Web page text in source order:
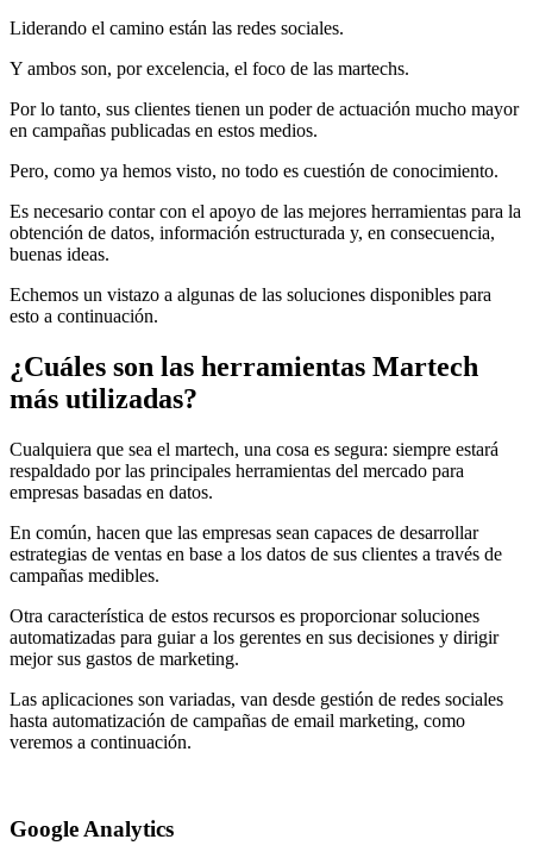
Liderando el camino están las redes sociales.
Y ambos son, por excelencia, el foco de las martechs.
Por lo tanto, sus clientes tienen un poder de actuación mucho mayor
en campañas publicadas en estos medios.
Pero, como ya hemos visto, no todo es cuestión de conocimiento.
Es necesario contar con el apoyo de las mejores herramientas para la
obtención de datos, información estructurada y, en consecuencia,
buenas ideas.
Echemos un vistazo a algunas de las soluciones disponibles para
esto a continuación.
¿Cuáles son las herramientas Martech
más utilizadas?
Cualquiera que sea el martech, una cosa es segura: siempre estará
respaldado por las principales herramientas del mercado para
empresas basadas en datos.
En común, hacen que las empresas sean capaces de desarrollar
estrategias de ventas en base a los datos de sus clientes a través de
campañas medibles.
Otra característica de estos recursos es proporcionar soluciones
automatizadas para guiar a los gerentes en sus decisiones y dirigir
mejor sus gastos de marketing.
Las aplicaciones son variadas, van desde gestión de redes sociales
hasta automatización de campañas de email marketing, como
veremos a continuación.
Google Analytics